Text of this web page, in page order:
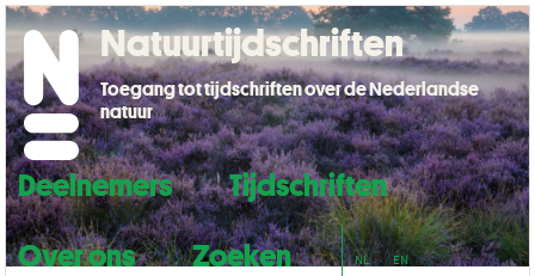
Deelnemers
Tijdschriften
Over ons
Zoeken NL EN
Natuurtijdschriften
Toegang tot tijdschriften over de Nederlandse
natuur